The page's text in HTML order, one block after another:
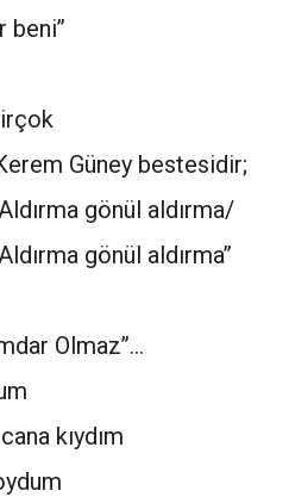
Güney bestesidir;
gönül aldırma/
gönül aldırma’’
Olmaz’’…
kıydım